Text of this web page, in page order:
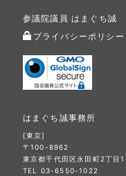
参議院議員 はまぐち誠
プライバシーポリシー
はまぐち誠事務所
[東京]
〒100-8962
東京都千代田区永田町2丁目
TEL 03-6550-1022